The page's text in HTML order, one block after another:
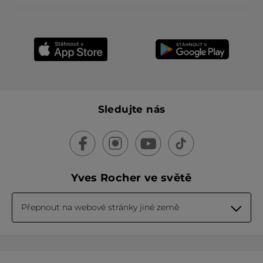
Sledujte nás
Yves Rocher ve světě
Přepnout na webové stránky jiné země